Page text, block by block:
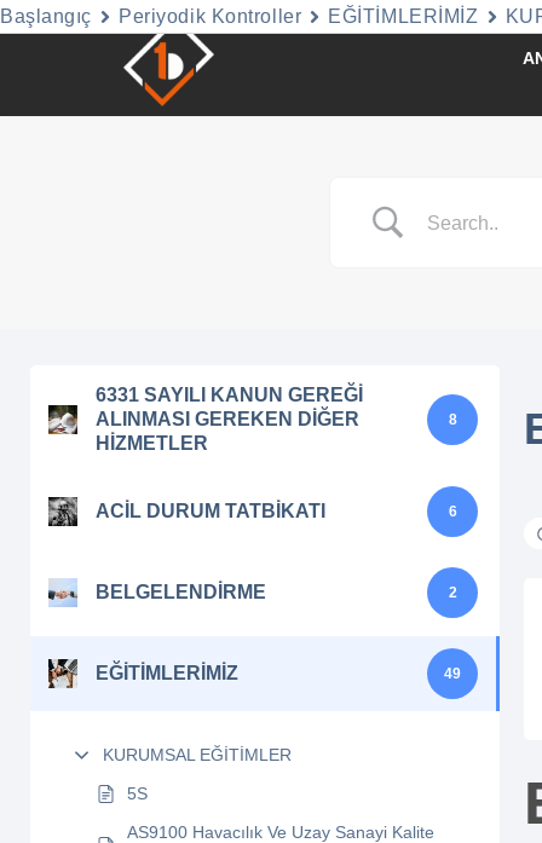
6331 SAYILI KANUN GEREĞİ
ALINMASI GEREKEN DİĞER
HİZMETLER
8
ACİL DURUM TATBİKATI 6
BELGELENDİRME 2
EĞİTİMLERİMİZ 49
KURUMSAL EĞİTİMLER
5S
AS9100 Havacılık Ve Uzay Sanayi Kalite
Başlangıç Periyodik Kontroller EĞİTİMLERİMİZ